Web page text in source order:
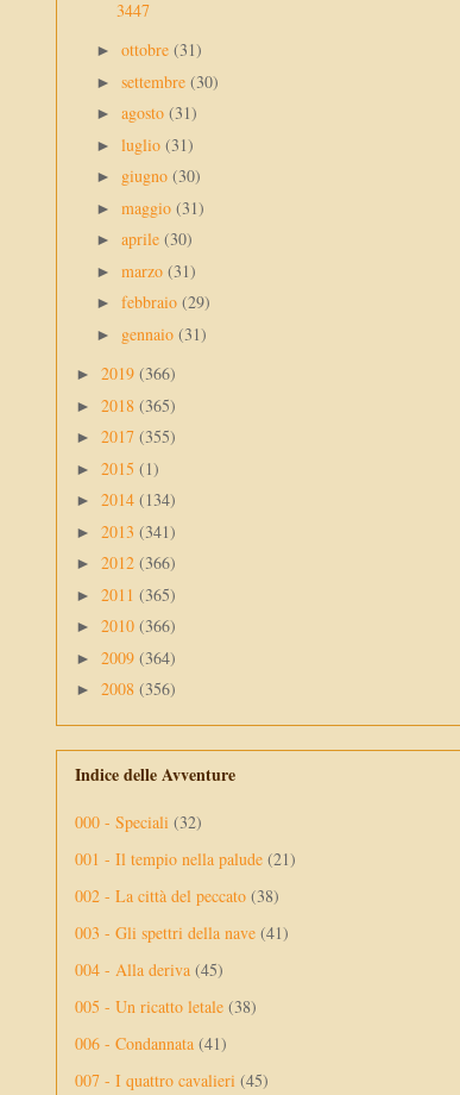
3447
► ottobre (31)
► settembre (30)
► agosto (31)
► luglio (31)
► giugno (30)
► maggio (31)
► aprile (30)
► marzo (31)
► febbraio (29)
► gennaio (31)
► 2019 (366)
► 2018 (365)
► 2017 (355)
► 2015 (1)
► 2014 (134)
► 2013 (341)
► 2012 (366)
► 2011 (365)
► 2010 (366)
► 2009 (364)
► 2008 (356)
Indice delle Avventure
000 - Speciali (32)
001 - Il tempio nella palude (21)
002 - La città del peccato (38)
003 - Gli spettri della nave (41)
004 - Alla deriva (45)
005 - Un ricatto letale (38)
006 - Condannata (41)
007 - I quattro cavalieri (45)